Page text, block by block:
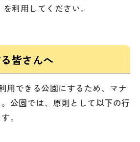
利用してください。
皆さんへ
用できる公園にするため、マナ
公園では、原則として以下の行
。